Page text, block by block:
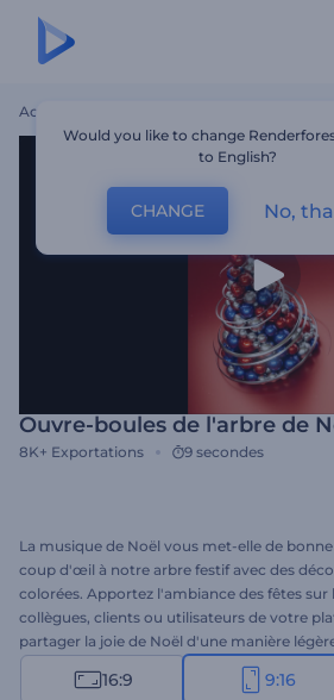
Accueil
Ouvre-boules de l'arbre de
8K+ Exportations 9 secondes
La musique de Noël vous met-elle de
coup d'œil à notre arbre festif avec des
colorées. Apportez l'ambiance des fêtes sur
collègues, clients ou utilisateurs de votre
partager la joie de Noël d'une manière
Entrez le nom de votre site web et votre
16:9 9:16
Would you like to change
to English?
CHANGE No,